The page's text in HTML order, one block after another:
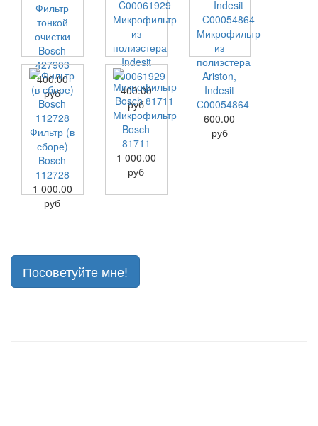
Фильтр
тонкой
очистки
Bosch
427903
400.00
руб
Микрофильтр
из
полиэстера
Indesit
C00061929
400.00
руб
Микрофильтр
из
полиэстера
Ariston,
Indesit
C00054864
600.00
руб
Фильтр (в
сборе)
Bosch
112728
1 000.00
руб
Микрофильтр
Bosch
81711
1 000.00
руб
Посоветуйте мне!